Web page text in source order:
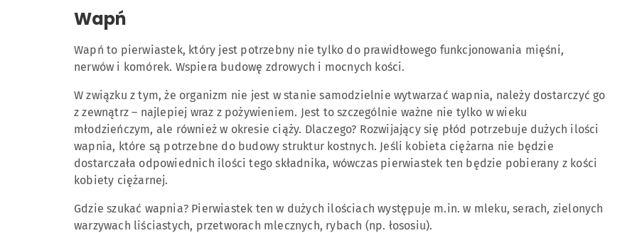
Wapń
Wapń to pierwiastek, który jest potrzebny nie tylko do prawidłowego funkcjonowania mięśni,
nerwów i komórek. Wspiera budowę zdrowych i mocnych kości.
W związku z tym, że organizm nie jest w stanie samodzielnie wytwarzać wapnia, należy dostarczyć go
z zewnątrz – najlepiej wraz z pożywieniem. Jest to szczególnie ważne nie tylko w wieku
młodzieńczym, ale również w okresie ciąży. Dlaczego? Rozwijający się płód potrzebuje dużych ilości
wapnia, które są potrzebne do budowy struktur kostnych. Jeśli kobieta ciężarna nie będzie
dostarczała odpowiednich ilości tego składnika, wówczas pierwiastek ten będzie pobierany z kości
kobiety ciężarnej.
Gdzie szukać wapnia? Pierwiastek ten w dużych ilościach występuje m.in. w mleku, serach, zielonych
warzywach liściastych, przetworach mlecznych, rybach (np. łososiu).